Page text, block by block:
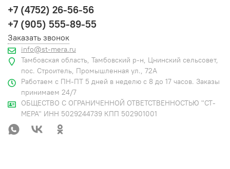
+7 (4752) 26-56-56
+7 (905) 555-89-55
Заказать звонок
info@st-mera.ru
Тамбовская область, Тамбовский р-н, Цнинский сельсовет,
пос. Строитель, Промышленная ул., 72А
Работаем с ПН-ПТ 5 дней в неделю с 8 до 17 часов. Заказы
принимаем 24/7
ОБЩЕСТВО С ОГРАНИЧЕННОЙ ОТВЕТСТВЕННОСТЬЮ "СТ-
МЕРА" ИНН 5029244739 КПП 502901001